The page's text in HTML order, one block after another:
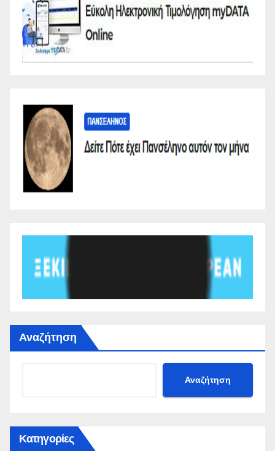
Αναζήτηση
Αναζήτηση
Κατηγορίες